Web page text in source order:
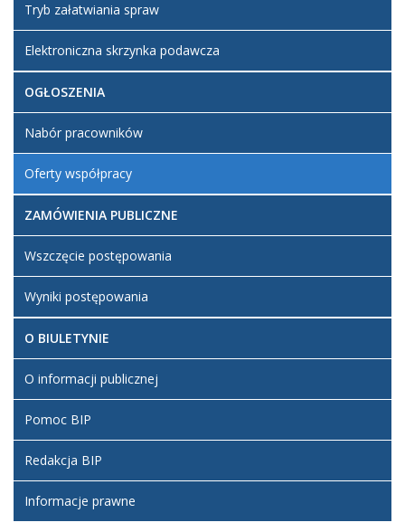
Tryb załatwiania spraw
Elektroniczna skrzynka podawcza
OGŁOSZENIA
Nabór pracowników
Oferty współpracy
ZAMÓWIENIA PUBLICZNE
Wszczęcie postępowania
Wyniki postępowania
O BIULETYNIE
O informacji publicznej
Pomoc BIP
Redakcja BIP
Informacje prawne